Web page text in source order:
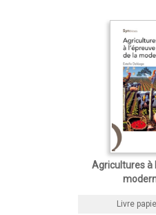
Agricultures à
Livre